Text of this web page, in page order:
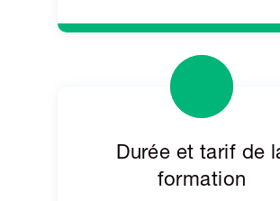
Durée et tarif de
formation